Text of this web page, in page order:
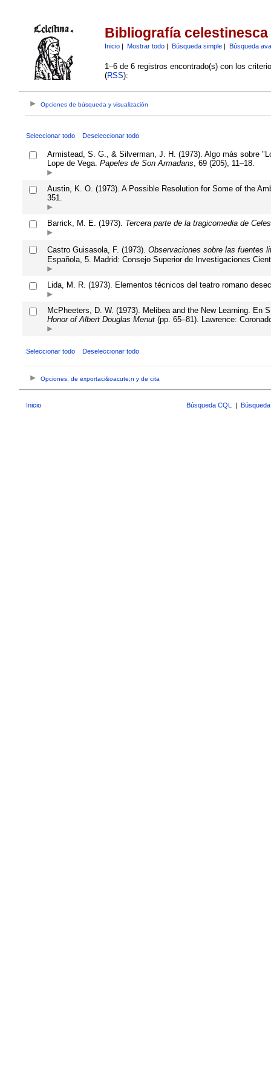
Bibliografía celestinesca
Inicio| Mostrar todo| Búsqueda simple| Búsqueda
1–6 de 6 registros encontrado(s) con los
(RSS):
Opciones de búsqueda y visualización
Seleccionar todo Deseleccionar todo
Armistead, S. G., & Silverman, J. H. (1973). Algo más sobre
Lope de Vega. Papeles de Son Armadans , 69 (205), 11–18.
Austin, K. O. (1973). A Possible Resolution for Some of the
351.
Barrick, M. E. (1973). Tercera parte de la tragicomedia de
Castro Guisasola, F. (1973). Observaciones sobre las fuentes
Española, 5. Madrid: Consejo Superior de Investigaciones
Lida, M. R. (1973). Elementos técnicos del teatro romano
McPheeters, D. W. (1973). Melibea and the New Learning. En
Honor of Albert Douglas Menut(pp. 65–81). Lawrence:
Seleccionar todo Deseleccionar todo
Opciones, de exportaci&oacute;n y de cita
Inicio Búsqueda CQL |